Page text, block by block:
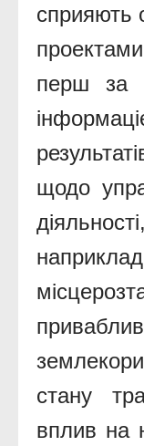
сприяють
перш за
щодо
стану
вплив на